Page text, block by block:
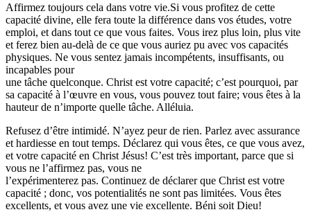
Affirmez toujours cela dans votre vie.Si vous profitez de cette
capacité divine, elle fera toute la différence dans vos études, votre
emploi, et dans tout ce que vous faites. Vous irez plus loin, plus vite
et ferez bien au-delà de ce que vous auriez pu avec vos capacités
physiques. Ne vous sentez jamais incompétents, insuffisants, ou
incapables pour
une tâche quelconque. Christ est votre capacité; c’est pourquoi, par
sa capacité à l’œuvre en vous, vous pouvez tout faire; vous êtes à la
hauteur de n’importe quelle tâche. Alléluia.
Refusez d’être intimidé. N’ayez peur de rien. Parlez avec assurance
et hardiesse en tout temps. Déclarez qui vous êtes, ce que vous avez,
et votre capacité en Christ Jésus! C’est très important, parce que si
vous ne l’affirmez pas, vous ne
l’expérimenterez pas. Continuez de déclarer que Christ est votre
capacité ; donc, vos potentialités ne sont pas limitées. Vous êtes
excellents, et vous avez une vie excellente. Béni soit Dieu!